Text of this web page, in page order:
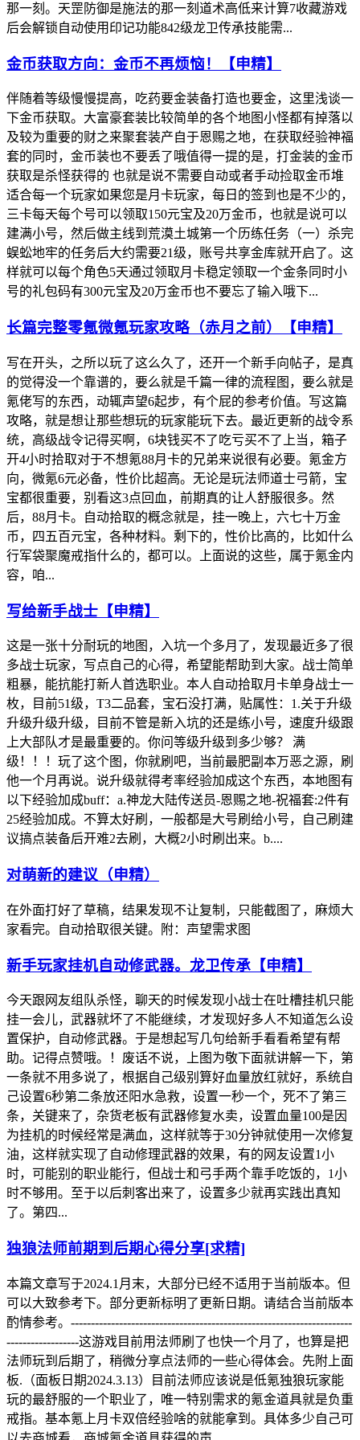
那一刻。天罡防御是施法的那一刻道术高低来计算7收藏游戏
后会解锁自动使用印记功能842级龙卫传承技能需...
金币获取方向：金币不再烦恼！【申精】
伴随着等级慢慢提高，吃药要金装备打造也要金，这里浅谈一
下金币获取。大富豪套装比较简单的各个地图小怪都有掉落以
及较为重要的财之来聚套装产自于恩赐之地，在获取经验神福
套的同时，金币装也不要丢了哦值得一提的是，打金装的金币
获取是杀怪获得的 也就是说不需要自动或者手动捡取金币堆
适合每一个玩家如果您是月卡玩家，每日的签到也是不少的，
三卡每天每个号可以领取150元宝及20万金币，也就是说可以
建满小号，然后做主线到荒漠土城第一个历练任务（一）杀完
蜈蚣地牢的任务后大约需要21级，账号共享金库就开启了。这
样就可以每个角色5天通过领取月卡稳定领取一个金条同时小
号的礼包码有300元宝及20万金币也不要忘了输入哦下...
长篇完整零氪微氪玩家攻略（赤月之前）【申精】
写在开头，之所以玩了这么久了，还开一个新手向帖子，是真
的觉得没一个靠谱的，要么就是千篇一律的流程图，要么就是
氪佬写的东西，动辄声望6起步，有个屁的参考价值。写这篇
攻略，就是想让那些想玩的玩家能玩下去。最近更新的战令系
统，高级战令记得买啊，6块钱买不了吃亏买不了上当，箱子
开4小时拾取对于不想氪88月卡的兄弟来说很有必要。氪金方
向，微氪6元必备，性价比超高。无论是玩法师道士弓箭，宝
宝都很重要，别看这3点回血，前期真的让人舒服很多。然
后，88月卡。自动拾取的概念就是，挂一晚上，六七十万金
币，四五百元宝，各种材料。剩下的，性价比高的，比如什么
行军袋聚魔戒指什么的，都可以。上面说的这些，属于氪金内
容，咱...
写给新手战士【申精】
这是一张十分耐玩的地图，入坑一个多月了，发现最近多了很
多战士玩家，写点自己的心得，希望能帮助到大家。战士简单
粗暴，能抗能打新人首选职业。本人自动拾取月卡单身战士一
枚，目前51级，T3二品套，宝石没打满，贴属性：1.关于升级
升级升级升级，目前不管是新入坑的还是练小号，速度升级跟
上大部队才是最重要的。你问等级升级到多少够？ 满
级！！！玩了这个图，你就刷吧，当前最肥副本万恶之源，刷
他一个月再说。说升级就得考率经验加成这个东西，本地图有
以下经验加成buff：a.神龙大陆传送员-恩赐之地-祝福套:2件有
25经验加成。不算太好刷，一般都是大号刷给小号，自己刷建
议搞点装备后开难2去刷，大概2小时刷出来。b....
对萌新的建议（申精）
在外面打好了草稿，结果发现不让复制，只能截图了，麻烦大
家看完。自动拾取很关键。附：声望需求图
新手玩家挂机自动修武器。龙卫传承【申精】
今天跟网友组队杀怪，聊天的时候发现小战士在吐槽挂机只能
挂一会儿，武器就坏了不能继续，才发现好多人不知道怎么设
置保护，自动修武器。于是想起写几句给新手看看希望有帮
助。记得点赞哦。！废话不说，上图为敬下面就讲解一下，第
一条就不用多说了，根据自己级别算好血量放红就好，系统自
己设置6秒第二条放还阳水急救，设置一秒一个，死不了第三
条，关键来了，杂货老板有武器修复水卖，设置血量100是因
为挂机的时候经常是满血，这样就等于30分钟就使用一次修复
油，这样就实现了自动修理武器的效果，有的网友设置1小
时，可能别的职业能行，但战士和弓手两个靠手吃饭的，1小
时不够用。至于以后刺客出来了，设置多少就再实践出真知
了。第四...
独狼法师前期到后期心得分享[求精]
本篇文章写于2024.1月末，大部分已经不适用于当前版本。但
可以大致参考下。部分更新标明了更新日期。请结合当前版本
酌情参考。----------------------------------------------------------------------
------------------这游戏目前用法师刷了也快一个月了，也算是把
法师玩到后期了，稍微分享点法师的一些心得体会。先附上面
板.（面板日期2024.3.13）目前法师应该说是低氪独狼玩家能
玩的最舒服的一个职业了，唯一特别需求的氪金道具就是负重
戒指。基本氪上月卡双倍经验啥的就能拿到。具体多少自己可